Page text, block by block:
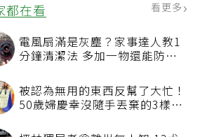
都在看 看更多
電風扇滿是灰塵？家事達人教1
分鐘清潔法 多加一物還能防髒
被認為無用的東西反幫了大忙！
50歲婦慶幸沒隨手丟棄的3樣物